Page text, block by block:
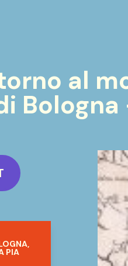
al
PIA
fondo archivistico